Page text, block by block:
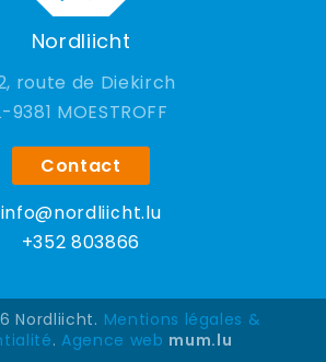
Nordliicht
route de Diekirch
9381 MOESTROFF
Contact
info@nordliicht.lu
+352 803866
Nordliicht. Mentions légales &
. Agence web mum.lu